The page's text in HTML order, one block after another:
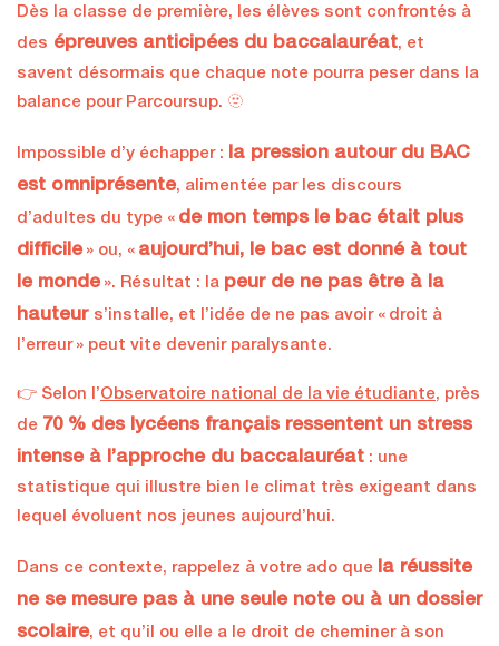
Dès la classe de première, les élèves sont confrontés à
des épreuves anticipées du baccalauréat, et
savent désormais que chaque note pourra peser dans la
balance pour Parcoursup. 🫥
Impossible d’y échapper : la pression autour du BAC
est omniprésente, alimentée par les discours
d’adultes du type « de mon temps le bac était plus
difficile » ou, « aujourd’hui, le bac est donné à tout
le monde ». Résultat : la peur de ne pas être à la
hauteur s’installe, et l’idée de ne pas avoir « droit à
l’erreur » peut vite devenir paralysante.
👉 Selon l’Observatoire national de la vie étudiante, près
de 70 % des lycéens français ressentent un stress
intense à l’approche du baccalauréat : une
statistique qui illustre bien le climat très exigeant dans
lequel évoluent nos jeunes aujourd’hui.
Dans ce contexte, rappelez à votre ado que la réussite
ne se mesure pas à une seule note ou à un dossier
scolaire, et qu’il ou elle a le droit de cheminer à son